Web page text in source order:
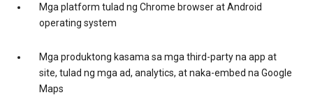
Mga platform tulad ng Chrome browser at Android
operating system
Mga produktong kasama sa mga third-party na app at
site, tulad ng mga ad, analytics, at naka-embed na Google
Maps